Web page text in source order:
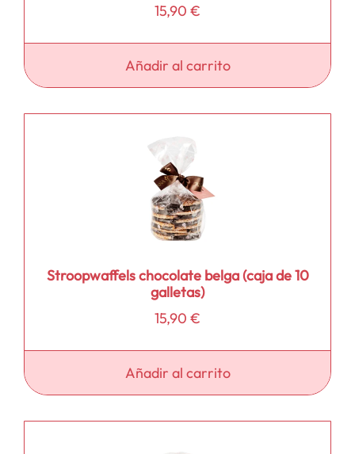
15,90 €
Añadir al carrito
Stroopwaffels chocolate belga (caja de 10
galletas)
15,90 €
Añadir al carrito